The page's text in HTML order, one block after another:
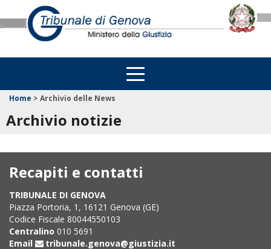
Home > Archivio delle News
Archivio notizie
Recapiti e contatti
TRIBUNALE DI GENOVA
Piazza Portoria, 1, 16121 Genova (GE)
Codice Fiscale 80044550103
Centralino 010 5691
Email
tribunale.genova@giustizia.it